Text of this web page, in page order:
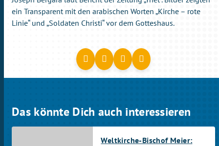
ein Transparent mit den arabischen Worten „Kirche – rote
Linie“ und „Soldaten Christi“ vor dem Gotteshaus.
Das könnte Dich auch interessieren
Weltkirche-Bischof Meier: